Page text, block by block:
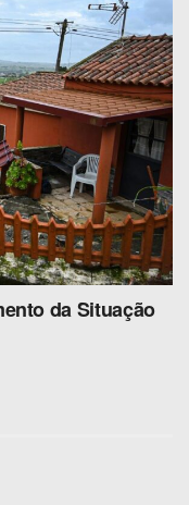
da Situação